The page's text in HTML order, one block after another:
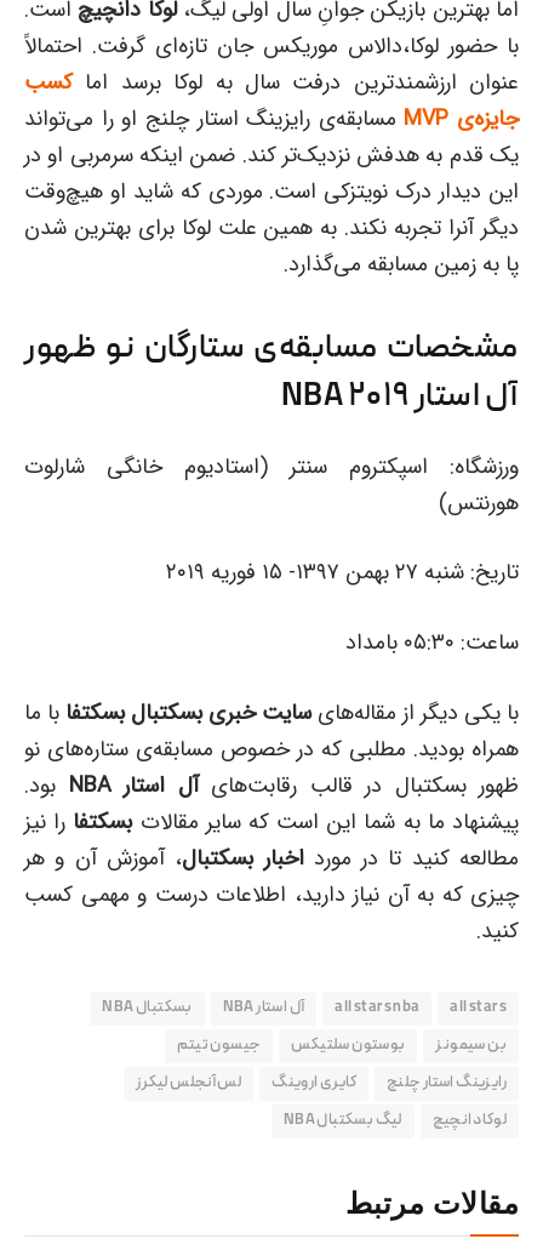
اما بهترین بازیکن جوانِ سال اولی لیگ،لوکا دانچیچ است.
با حضور لوکا،‌دالاس موریکس جان تازه‌ای گرفت. احتمالاً
عنوان ارزشمندترین درفت سال به لوکا برسد اماکسب
جایزه‌ی MVP
مسابقه‌ی رایزینگ استار چلنج او را می‌تواند
یک قدم به هدفش نزدیک‌تر کند. ضمن اینکه سرمربی او در
این دیدار درک نویتزکی است. موردی که شاید او هیچ‌وقت
دیگر آنرا تجربه نکند. به همین علت لوکا برای بهترین شدن
پا به زمین مسابقه می‌گذارد.
مشخصات مسابقه‌ی ستارگان نو ظهور
آل استار NBA ۲۰۱۹
ورزشگاه: اسپکتروم سنتر (استادیوم خانگی شارلوت
هورنتس)
تاریخ: شنبه ۲۷ بهمن ۱۳۹۷- ۱۵ فوریه ۲۰۱۹
ساعت: ۰۵:۳۰ بامداد
با یکی دیگر از مقاله‌هایسایت خبری بسکتبال بسکتفا با ما
همراه بودید. مطلبی که در خصوص مسابقه‌ی ستاره‌های نو
ظهور بسکتبال در قالب رقابت‌هایآل استارNBA بود.
پیشنهاد ما به شما این است که سایر مقالاتبسکتفا را نیز
مطالعه کنید تا در مورداخبار بسکتبال، آموزش آن و هر
چیزی که به آن نیاز دارید، اطلاعات درست و مهمی کسب
کنید.
all stars
all stars nba آل استار NBA
بسکتبال NBA
بن سیمونز
بوستون سلتیکس
جیسون تیتم
رایزینگ استار چلنج
کایری اروینگ
لس‌ آنجلس لیکرز
لوکا دانچیچ
لیگ بسکتبال NBA
مقالات مرتبط